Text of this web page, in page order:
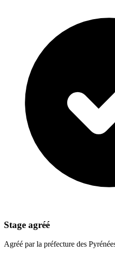
Stage agréé
Agréé par la préfecture des